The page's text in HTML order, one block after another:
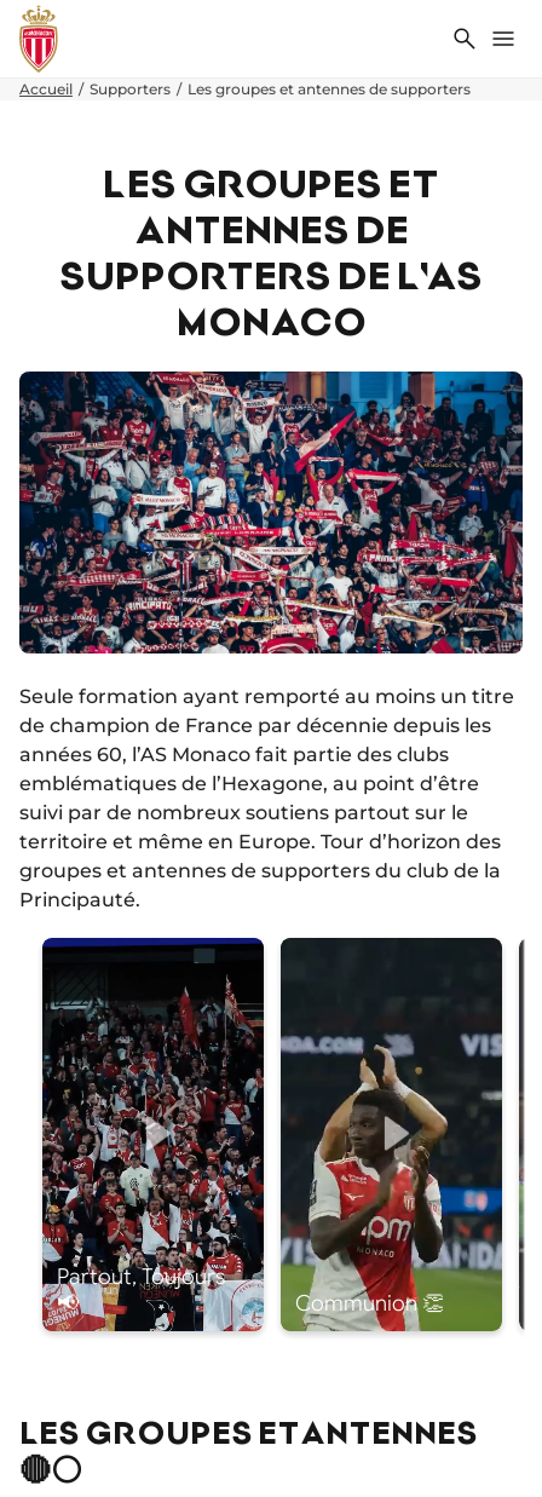
Accueil Supporters Les groupes et antennes de supporters
LES GROUPES ET
ANTENNES DE
SUPPORTERS DE L'AS
MONACO
Seule formation ayant remporté au moins un titre
de champion de France par décennie depuis les
années 60, l’AS Monaco fait partie des clubs
emblématiques de l’Hexagone, au point d’être
suivi par de nombreux soutiens partout sur le
territoire et même en Europe. Tour d’horizon des
groupes et antennes de supporters du club de la
Principauté.
LES GROUPES ET ANTENNES
🔴⚪